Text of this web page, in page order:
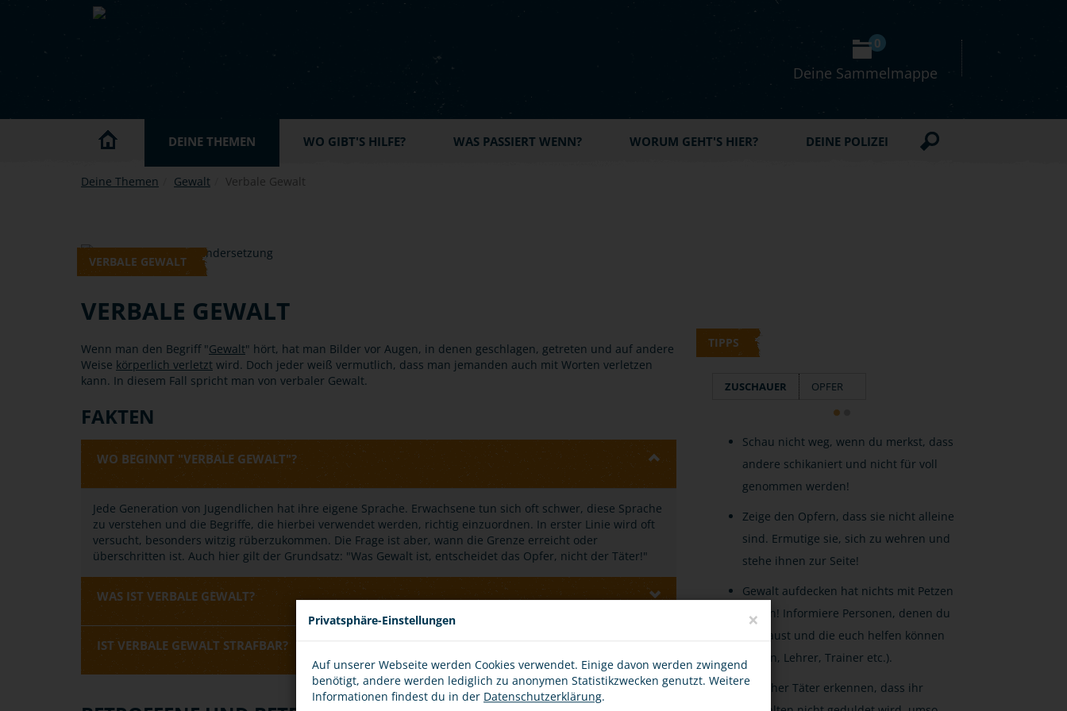
Skip to main content
Deine Sammelmappe
0
DEINE THEMEN WO GIBT'S HILFE? WAS PASSIERT WENN? WORUM GEHT'S HIER? DEINE POLIZEI
Deine Themen Gewalt Verbale Gewalt
VERBALE GEWALT
VERBALE GEWALT
Wenn man den Begriff "Gewalt" hört, hat man Bilder vor Augen, in denen geschlagen, getreten und auf andere
Weise körperlich verletzt wird. Doch jeder weiß vermutlich, dass man jemanden auch mit Worten verletzen
kann. In diesem Fall spricht man von verbaler Gewalt.
FAKTEN
WO BEGINNT "VERBALE GEWALT"?
Jede Generation von Jugendlichen hat ihre eigene Sprache. Erwachsene tun sich oft schwer, diese Sprache
zu verstehen und die Begriffe, die hierbei verwendet werden, richtig einzuordnen. In erster Linie wird oft
versucht, besonders witzig rüberzukommen. Die Frage ist aber, wann die Grenze erreicht oder
überschritten ist. Auch hier gilt der Grundsatz: "Was Gewalt ist, entscheidet das Opfer, nicht der Täter!"
WAS IST VERBALE GEWALT?
IST VERBALE GEWALT STRAFBAR?
TIPPS
ZUSCHAUER OPFER
Schau nicht weg, wenn du merkst, dass
andere schikaniert und nicht für voll
genommen werden!
Zeige den Opfern, dass sie nicht alleine
sind. Ermutige sie, sich zu wehren und
stehe ihnen zur Seite!
Gewalt aufdecken hat nichts mit Petzen
zu tun! Informiere Personen, denen du
vertraust und die euch helfen können
(Eltern, Lehrer, Trainer etc.).
Je früher Täter erkennen, dass ihr
Privatsphäre-Einstellungen ×
Auf unserer Webseite werden Cookies verwendet. Einige davon werden zwingend
benötigt, andere werden lediglich zu anonymen Statistikzwecken genutzt. Weitere
Informationen findest du in der Datenschutzerklärung.